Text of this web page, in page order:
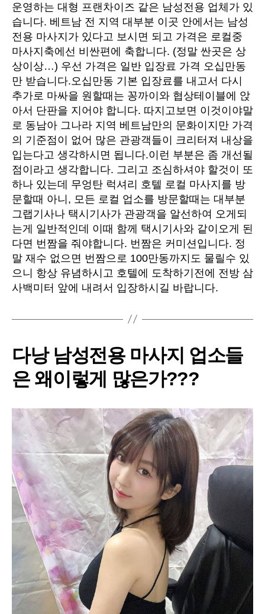
운영하는 대형 프랜차이즈 같은 남성전용 업체가 있
습니다. 베트남 전 지역 대부분 이곳 안에서는 남성
전용 마사지가 있다고 보시면 되고 가격은 로컬중
마사지축에선 비싼편에 축합니다. (정말 싼곳은 상
상이상…) 우선 가격은 일반 입장료 가격 오십만동
만 받습니다.오십만동 기본 입장료를 내고서 다시
추가로 마싸을 원할때는 꽁까이와 협상테이블에 앉
아서 단판을 지어야 합니다. 따지고보면 이것이야말
로 동남아 그나라 지역 베트남만의 문화이지만 가격
의 기준점이 없어 많은 관광객들이 크리터져 내상을
입는다고 생각하시면 됩니다.이런 부분은 좀 개선될
점이라고 생각합니다. 그리고 조심하셔야 할것이 또
하나 있는데 무엉탄 럭셔리 호텔 로컬 마사지를 방
문할때 아니, 모든 로컬 업소를 방문할때는 대부분
그랩기사나 택시기사가 관광객을 알선하여 오게되
는게 일반적인데 이때 함께 택시기사와 같이오게 된
다면 번짬을 줘야합니다. 번짬은 커미션입니다. 정
말 재수 없으면 번짬으로 100만동까지도 물릴수 있
으니 항상 유념하시고 호텔에 도착하기전에 전방 삼
사백미터 앞에 내려서 입장하시길 바랍니다.
다낭 남성전용 마사지 업소들
은 왜이렇게 많은가???